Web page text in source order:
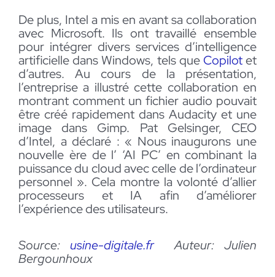
De plus, Intel a mis en avant sa collaboration
avec Microsoft. Ils ont travaillé ensemble
pour intégrer divers services d’intelligence
artificielle dans Windows, tels que Copilotet
d’autres. Au cours de la présentation,
l’entreprise a illustré cette collaboration en
montrant comment un fichier audio pouvait
être créé rapidement dans Audacity et une
image dans Gimp. Pat Gelsinger, CEO
d’Intel, a déclaré : « Nous inaugurons une
nouvelle ère de l’ ‘AI PC’ en combinant la
puissance du cloud avec celle de l’ordinateur
personnel ». Cela montre la volonté d’allier
processeurs et IA afin d’améliorer
l’expérience des utilisateurs.
Source:usine-digitale.frAuteur: Julien
Bergounhoux